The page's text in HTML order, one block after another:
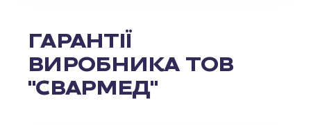
ГАРАНТІЇ
ВИРОБНИКА ТОВ
"СВАРМЕД"